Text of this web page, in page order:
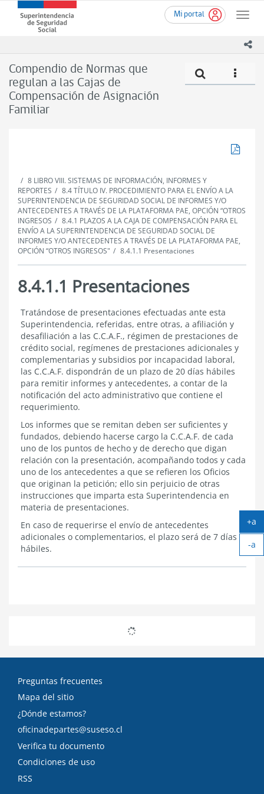
contenido
Mi portal
Toggle
Superintendencia
de
(SUSESO)
-
Gobierno
de
Chile
Compendio de Normas que
regulan a las Cajas de
Compensación de Asignación
Familiar
icono
8 LIBRO VIII. SISTEMAS DE INFORMACIÓN, INFORMES Y
REPORTES
8.4 TÍTULO IV. PROCEDIMIENTO PARA EL ENVÍO A LA
SUPERINTENDENCIA DE SEGURIDAD SOCIAL DE INFORMES Y/O
ANTECEDENTES A TRAVÉS DE LA PLATAFORMA PAE, OPCIÓN “OTROS
INGRESOS
8.4.1 PLAZOS A LA CAJA DE COMPENSACIÓN PARA EL
ENVÍO A LA SUPERINTENDENCIA DE SEGURIDAD SOCIAL DE
INFORMES Y/O ANTECEDENTES A TRAVÉS DE LA PLATAFORMA PAE,
OPCIÓN “OTROS INGRESOS"
8.4.1.1 Presentaciones
8.4.1.1 Presentaciones
8.4.1.1
Presentaciones
Tratándose de presentaciones efectuadas ante esta
Superintendencia, referidas, entre otras, a afiliación y
desafiliación a las C.C.A.F., régimen de prestaciones de
crédito social, regímenes de prestaciones adicionales y
complementarias y subsidios por incapacidad laboral,
las C.C.A.F. dispondrán de un plazo de 20 días hábiles
para remitir informes y antecedentes, a contar de la
notificación del acto administrativo que contiene el
requerimiento.
Los informes que se remitan deben ser suficientes y
fundados, debiendo hacerse cargo la C.C.A.F. de cada
uno de los puntos de hecho y de derecho que digan
relación con la presentación, acompañando todos y cada
uno de los antecedentes a que se refieren los Oficios
que originan la petición; ello sin perjuicio de otras
instrucciones que imparta esta Superintendencia en
materia de presentaciones.
En caso de requerirse el envío de antecedentes
adicionales o complementarios, el plazo será de 7 días
hábiles.
Preguntas frecuentes
Mapa del sitio
¿Dónde estamos?
oficinadepartes@suseso.cl
Verifica tu documento
Condiciones de uso
RSS
+a
-a